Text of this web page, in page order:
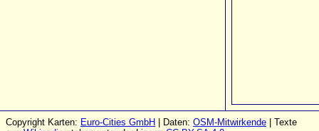
Copyright Karten: Euro-Cities GmbH | Daten: OSM-Mitwirkende | Texte